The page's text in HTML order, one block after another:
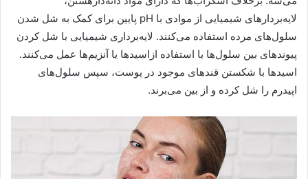
لایه‌بردار‌‌های شیمیایی از موادی با pH پایین برای کمک به شل شدن
سلول‌های مرده استفاده می‌کنند. لایه‌برداری شیمیایی با شل کردن
پیوندهای بین سلول‌ها با استفاده ازاسیدها یا آنزیم‌ها عمل می‌کنند.
اسیدها با شکستن قندهای موجود در پوست، سپس سلول‌های
اپیدرم را شل کرده و از بین می‌برند.